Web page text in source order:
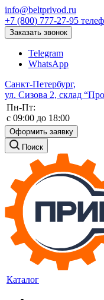
info@beltprivod.ru
+7 (800) 777-27-95
Заказать звонок
Telegram
WhatsApp
Санкт-Петербург,
ул. Сизова 2, склад
Пн-Пт:
c 09:00 до 18:00
Оформить заявку
Поиск
Каталог